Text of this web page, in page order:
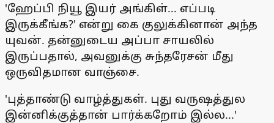
'ஹேப்பி நியூ இயர் அங்கிள்... எப்படி
இருக்கீங்க?' என்று கை குலுக்கினான் அந்த
யுவன். தன்னுடைய அப்பா சாயலில்
இருப்பதால், அவனுக்கு சுந்தரேசன் மீது
ஒருவிதமான வாஞ்சை.
'புத்தாண்டு வாழ்த்துகள். புது வருஷத்துல
இன்னிக்குத்தான் பார்க்கறோம் இல்ல...'